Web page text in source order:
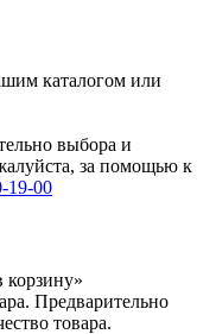
каталогом или
выбора и
за помощью к
19-00
корзину»
Предварительно
товара.